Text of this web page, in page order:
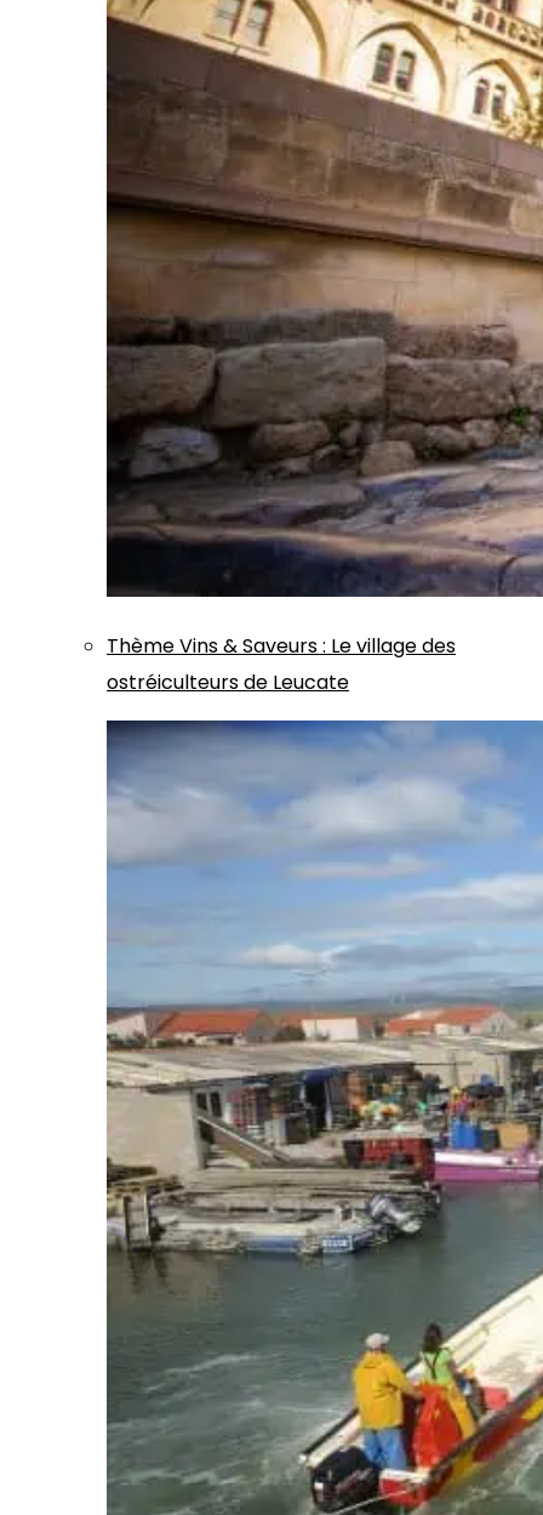
ThèmeVins & Saveurs: Le village des
ostréiculteurs de Leucate